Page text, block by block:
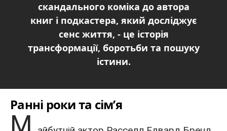
скандального коміка до автора
книг і подкастера, який досліджує
сенс життя, - це історія
трансформації, боротьби та пошуку
істини.
Ранні роки та сім’я
М